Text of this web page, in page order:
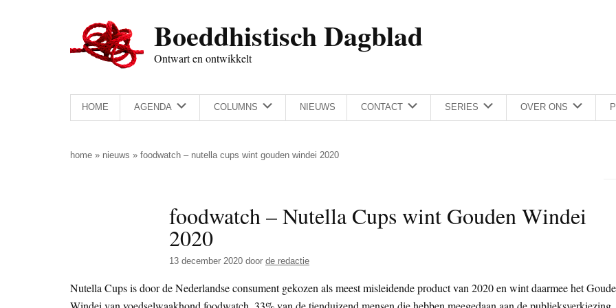
Boeddhistisch Dagblad
Ontwart en ontwikkelt
HOME AGENDA COLUMNS NIEUWS CONTACT SERIES OVER ONS
home » nieuws » foodwatch – nutella cups wint gouden windei 2020
foodwatch – Nutella Cups wint Gouden Windei
2020
13 december 2020 door de redactie
Nutella Cups is door de Nederlandse consument gekozen als meest misleidende product van 2020 en wint daarmee het